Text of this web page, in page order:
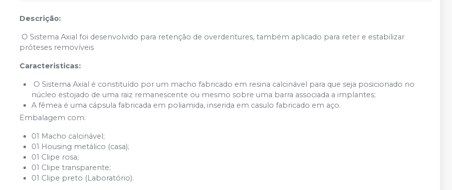
Descrição:
O Sistema Axial foi desenvolvido para retenção de overdentures, também aplicado para reter e estabilizar
próteses removíveis
Caracteristicas:
O Sistema Axial é constituído por um macho fabricado em resina calcinável para que seja posicionado no
núcleo estojado de uma raiz remanescente ou mesmo sobre uma barra associada a implantes;
A fêmea é uma cápsula fabricada em poliamida, inserida em casulo fabricado em aço.
Embalagem com:
01 Macho calcinável;
01 Housing metálico (casa);
01 Clipe rosa;
01 Clipe transparente;
01 Clipe preto (Laboratório).